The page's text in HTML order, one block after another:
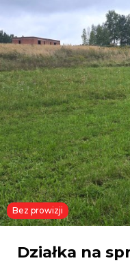
Bez prowizji
Działka na